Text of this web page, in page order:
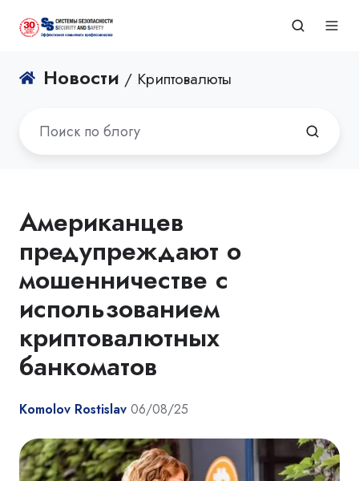
Новости / Криптовалюты
Американцев
предупреждают о
мошенничестве с
использованием
криптовалютных
банкоматов
Komolov Rostislav 06/08/25